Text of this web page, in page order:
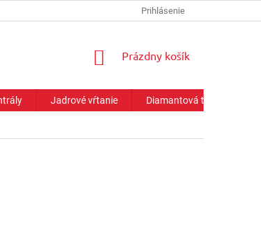
Prihlásenie
NÁKUPNÝ
Prázdny košík
Jadrové vŕtanie Diamantová technika